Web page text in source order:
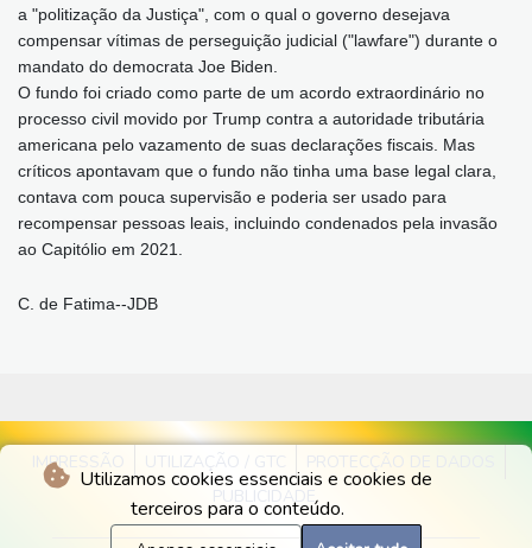
Utilizamos cookies essenciais e cookies de
terceiros para o conteúdo.
a "politização da Justiça", com o qual o governo desejava
compensar vítimas de perseguição judicial ("lawfare") durante o
mandato do democrata Joe Biden.
O fundo foi criado como parte de um acordo extraordinário no
processo civil movido por Trump contra a autoridade tributária
americana pelo vazamento de suas declarações fiscais. Mas
críticos apontavam que o fundo não tinha uma base legal clara,
contava com pouca supervisão e poderia ser usado para
recompensar pessoas leais, incluindo condenados pela invasão
ao Capitólio em 2021.
C. de Fatima--JDB
IMPRESSÃO UTILIZAÇÃO / GTC
PROTECÇÃO DE DADOS
PUBLICIDADE